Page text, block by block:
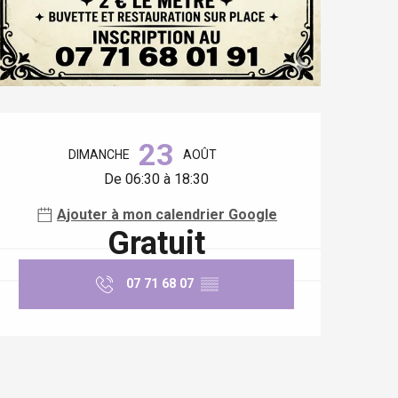
DIMANCHE 23 AOÛT
De 06:30 à 18:30
Ajouter à mon calendrier Google
Gratuit
07 71 68 07 ▒▒